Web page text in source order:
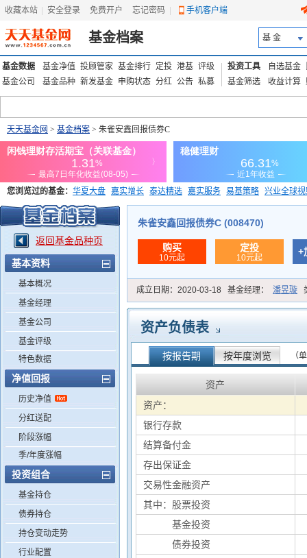
收藏本站 安全登录 免费开户 忘记密码 手机客户端
基金档案 基 金
基金数据 基金净值 投顾管家 基金排行 定投 港基 评级
基金公司
基金品种 新发基金 申购状态 分红 公告 私募
投资工具 自选基金
基金筛选
收益计算
天天基金网 > 基金档案 > 朱雀安鑫回报债券C
您浏览过的基金： 华夏大盘 嘉实增长 泰达精选 嘉实服务 易基策略 兴业全球
添富优势 华安宏利 上证180价值ETF
返回基金品种页
基本资料
基本概况
基金经理
基金公司
基金评级
特色数据
净值回报
历史净值
分红送配
阶段涨幅
季/年度涨幅
投资组合
基金持仓
债券持仓
持仓变动走势
行业配置
朱雀安鑫回报债券C (008470)
购买
10元起
定投
10元起
+
成立日期： 2020-03-18 基金经理： 潘昱璇
资产负债表
按报告期 按年度浏览 （
资产
资产：
银行存款
结算备付金
存出保证金
交易性金融资产
其中：股票投资
基金投资
债券投资